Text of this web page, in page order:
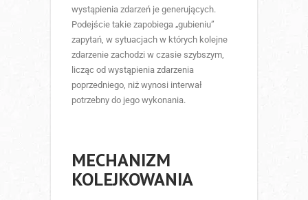
wystąpienia zdarzeń je generujących.
Podejście takie zapobiega „gubieniu”
zapytań, w sytuacjach w których kolejne
zdarzenie zachodzi w czasie szybszym,
licząc od wystąpienia zdarzenia
poprzedniego, niż wynosi interwał
potrzebny do jego wykonania.
MECHANIZM
KOLEJKOWANIA